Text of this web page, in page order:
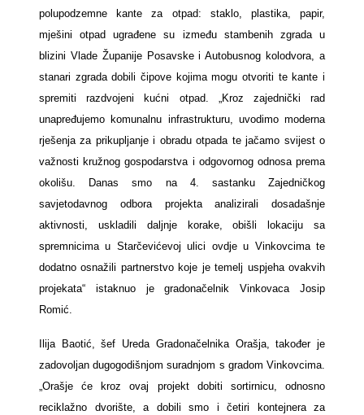
polupodzemne kante za otpad: staklo, plastika, papir,
mješini otpad ugrađene su između stambenih zgrada u
blizini Vlade Županije Posavske i Autobusnog kolodvora, a
stanari zgrada dobili čipove kojima mogu otvoriti te kante i
spremiti razdvojeni kućni otpad. „Kroz zajednički rad
unapređujemo komunalnu infrastrukturu, uvodimo moderna
rješenja za prikupljanje i obradu otpada te jačamo svijest o
važnosti kružnog gospodarstva i odgovornog odnosa prema
okolišu. Danas smo na 4. sastanku Zajedničkog
savjetodavnog odbora projekta analizirali dosadašnje
aktivnosti, uskladili daljnje korake, obišli lokaciju sa
spremnicima u Starčevićevoj ulici ovdje u Vinkovcima te
dodatno osnažili partnerstvo koje je temelj uspjeha ovakvih
projekata“ istaknuo je gradonačelnik Vinkovaca Josip
Romić.
Ilija Baotić, šef Ureda Gradonačelnika Orašja, također je
zadovoljan dugogodišnjom suradnjom s gradom Vinkovcima.
„Orašje će kroz ovaj projekt dobiti sortirnicu, odnosno
reciklažno dvorište, a dobili smo i četiri kontejnera za